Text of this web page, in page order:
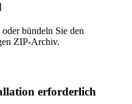
bündeln Sie den
ZIP-Archiv.
erforderlich